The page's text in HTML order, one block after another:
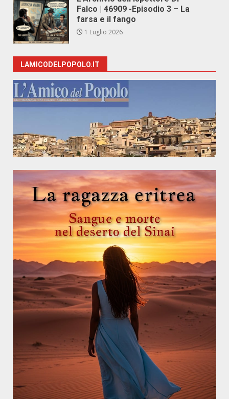
Falco | 46909 -Episodio 3 – La
farsa e il fango
1 Luglio 2026
LAMICODELPOPOLO.IT